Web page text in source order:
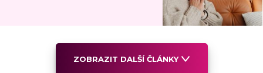
ZOBRAZIT DALŠÍ ČLÁNKY